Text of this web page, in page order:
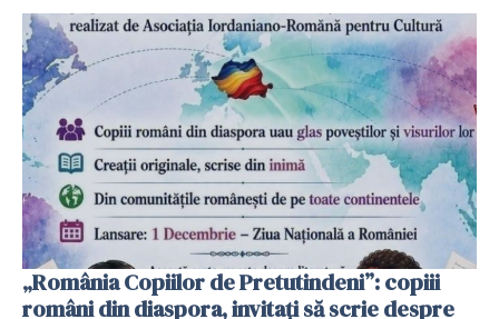
„România Copiilor de Pretutindeni”: copiii
români din diaspora, invitați să scrie despre